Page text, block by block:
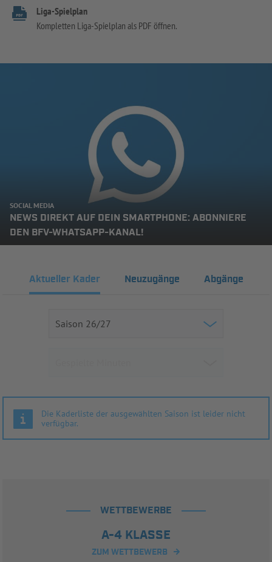
Liga-Spielplan
Kompletten Liga-Spielplan als PDF öffnen.
SOCIAL MEDIA
NEWS DIREKT AUF DEIN SMARTPHONE: ABONNIERE
DEN BFV-WHATSAPP-KANAL!
Aktueller Kader Neuzugänge Abgänge
Die Kaderliste der ausgewählten Saison ist leider nicht
verfügbar.
WETTBEWERBE
A-4 KLASSE
ZUM WETTBEWERB